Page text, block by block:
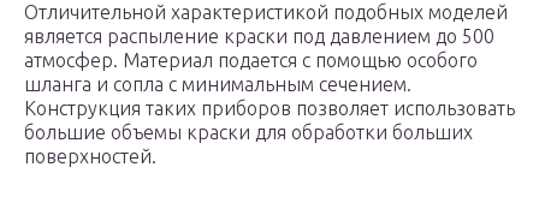
Отличительной характеристикой подобных моделей
является распыление краски под давлением до 500
атмосфер. Материал подается с помощью особого
шланга и сопла с минимальным сечением.
Конструкция таких приборов позволяет использовать
большие объемы краски для обработки больших
поверхностей.